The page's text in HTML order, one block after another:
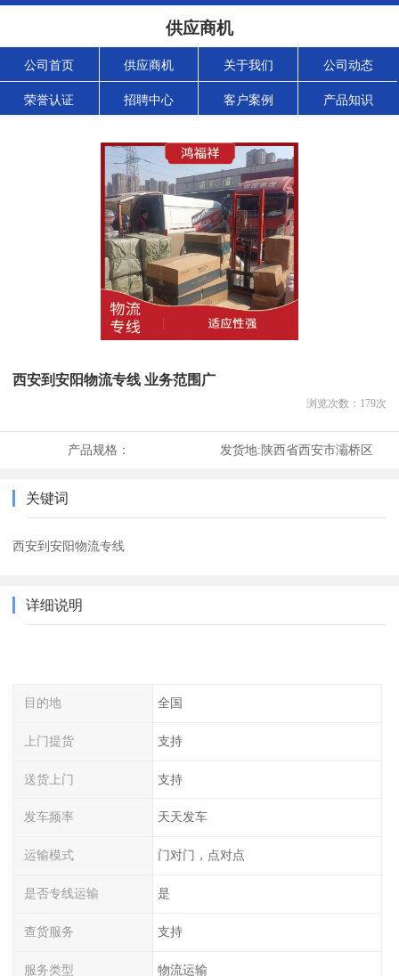
供应商机
公司首页 供应商机 关于我们 公司动态
荣誉认证 招聘中心 客户案例 产品知识
西安到安阳物流专线 业务范围广
浏览次数： 179次
产品规格： 发货地:陕西省西安市灞桥区
关键词
西安到安阳物流专线
详细说明
目的地 全国
上门提货 支持
送货上门 支持
发车频率 天天发车
运输模式 门对门，点对点
是否专线运输 是
查货服务 支持
服务类型 物流运输